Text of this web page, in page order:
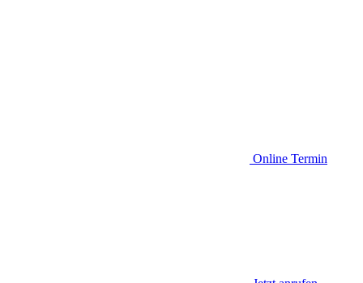
Online Termin